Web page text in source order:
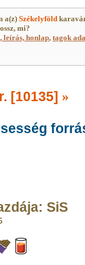
a(z) Székelyföld
mi?
leírás, honlap, tagok
[10135] »
SiS